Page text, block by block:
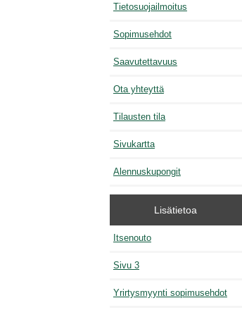
Tietosuojailmoitus
Sopimusehdot
Saavutettavuus
Ota yhteyttä
Tilausten tila
Sivukartta
Alennuskupongit
Lisätietoa
Itsenouto
Sivu 3
Yrirtysmyynti sopimusehdot